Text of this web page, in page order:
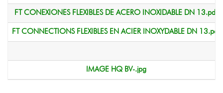
FT CONEXIONES FLEXIBLES DE ACERO INOXIDABLE DN 13.pdf
FT CONNECTIONS FLEXIBLES EN ACIER INOXYDABLE DN 13.pdf
IMAGE HQ BV-.jpg